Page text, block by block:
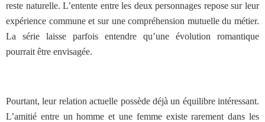
reste naturelle. L’entente entre les deux personnages repose sur leur
expérience commune et sur une compréhension mutuelle du métier.
La série laisse parfois entendre qu’une évolution romantique
pourrait être envisagée.
Pourtant, leur relation actuelle possède déjà un équilibre intéressant.
L’amitié entre un homme et une femme existe rarement dans les